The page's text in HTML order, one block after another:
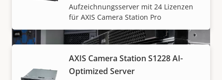
Aufzeichnungsserver mit 24 Lizenzen
für AXIS Camera Station Pro
AXIS Camera Station S1228 AI-
Optimized Server